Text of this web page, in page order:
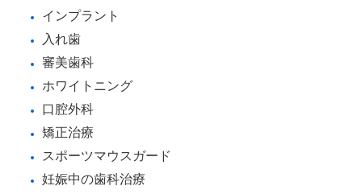
インプラント
入れ歯
審美歯科
ホワイトニング
口腔外科
矯正治療
スポーツマウスガード
妊娠中の歯科治療